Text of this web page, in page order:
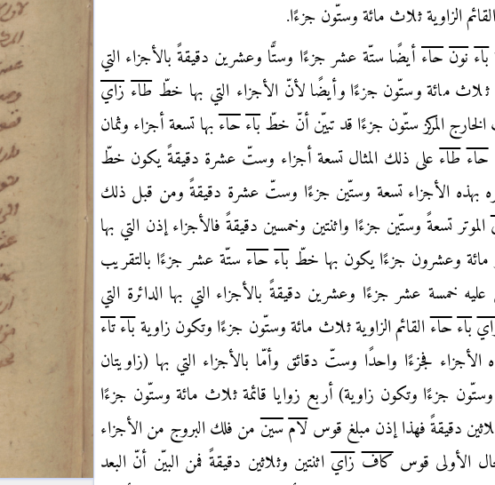
الزاوية ثلاث مائة وستّون جزءًا.
باء نون حاء أيضًا ستّة عشر جزءًا وستًّا وعشرين دقيقةً بالأجزاء التي
ثلاث مائة وستّون جزءًا وأيضًا لأنّ الأجزاء التي بها خطّ طاء زاي
الخارجالمركز ستّون جزءًا قد تبيّن أنّ خطّ باء حاء بها تسعة أجزاء وثمان
حاء طاء على ذلك المثال تسعة أجزاء وستّ عشرة دقيقةً يكون خطّ
بهذه الأجزاءتسعة وستّين جزءًا وستّ عشرة دقيقةً ومن قبل ذلك
الموتر تسعةً وستّين جزءًا واثنتين وخمسين دقيقةً فالأجزاء إذن التي بها
مائة وعشرون جزءًا يكون بها خطّ باء حاء ستّة عشر جزءًا بالتقريب
عليه خمسة عشر جزءًا وعشرين دقيقةً بالأجزاء التي بها الدائرة التي
باء حاء القائم الزاوية ثلاث مائة وستّون جزءًا وتكون زاوية باء تاء
الأجزاء فجزءًا واحدًا وستّ دقائق وأمّا بالأجزاء التي بها (زاويتان
وستّون جزءًا وتكون زاوية) أربع زوايا قائمة ثلاث مائة وستّون جزءًا
دقيقةً فهذا إذن مبلغ قوس لام سين من فلك البروج من الأجزاء
الأولى قوس كاف زاي اثنتين وثلاثين دقيقةً فمن البيّن أنّ البعد